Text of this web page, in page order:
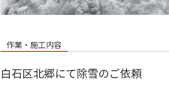
作業・施工内容
白石区北郷にて除雪のご依頼